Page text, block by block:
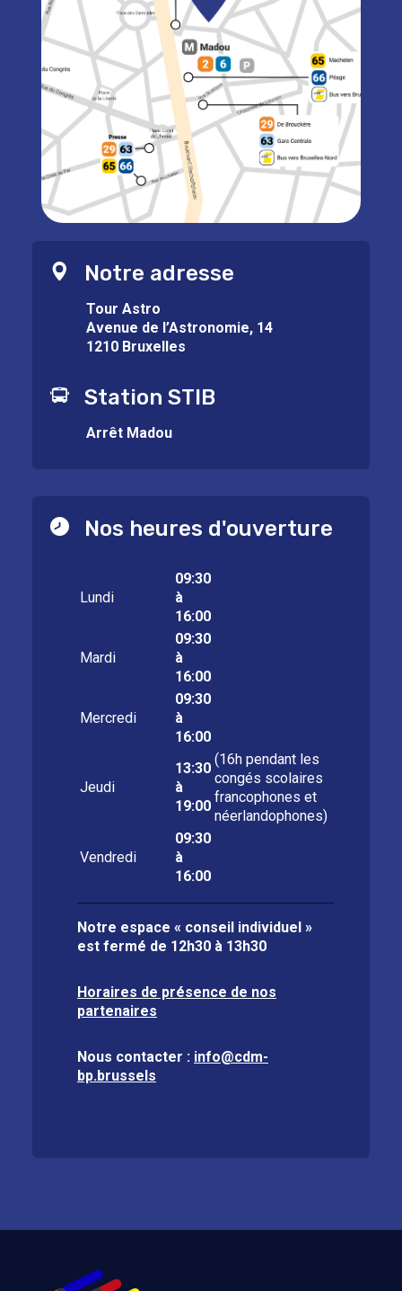
Notre adresse
Tour Astro
Avenue de l’Astronomie, 14
1210 Bruxelles
Station STIB
Arrêt Madou
Nos heures d'ouverture
Lundi
09:30
à
16:00
Mardi
09:30
à
16:00
Mercredi
09:30
à
16:00
Jeudi
13:30
à
19:00
(16h pendant les
congés scolaires
francophones et
néerlandophones)
Vendredi
09:30
à
16:00
Notre espace « conseil individuel »
est fermé de 12h30 à 13h30
Horaires de présence de nos
partenaires
Nous contacter : info@cdm-
bp.brussels